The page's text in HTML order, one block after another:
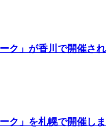
ク」が香川で開催され
ク」を札幌で開催しま